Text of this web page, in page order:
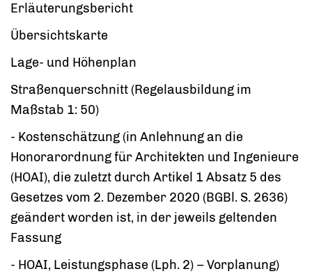
Erläuterungsbericht
Übersichtskarte
Lage- und Höhenplan
Straßenquerschnitt (Regelausbildung im
Maßstab 1: 50)
- Kostenschätzung (in Anlehnung an die
Honorarordnung für Architekten und Ingenieure
(HOAI), die zuletzt durch Artikel 1 Absatz 5 des
Gesetzes vom 2. Dezember 2020 (BGBl. S. 2636)
geändert worden ist, in der jeweils geltenden
Fassung
- HOAI, Leistungsphase (Lph. 2) – Vorplanung)